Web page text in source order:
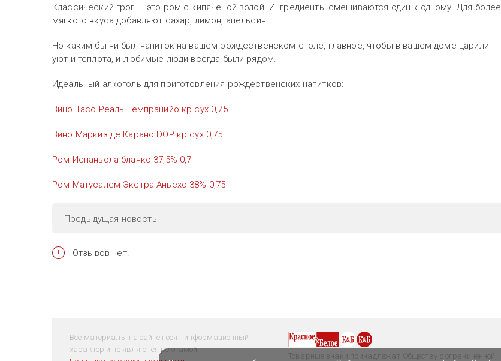
Классический грог — это ром с кипяченой водой. Ингредиенты смешиваются один к одному. Для более
мягкого вкуса добавляют сахар, лимон, апельсин.
Но каким бы ни был напиток на вашем рождественском столе, главное, чтобы в вашем доме царили
уют и теплота, и любимые люди всегда были рядом.
Идеальный алкоголь для приготовления рождественских напитков:
Вино Тасо Реаль Темпранийо кр.сух 0,75
Вино Маркиз де Карано DOP кр.сух 0,75
Ром Испаньола бланко 37,5% 0,7
Ром Матусалем Экстра Аньехо 38% 0,75
Предыдущая новость
Отзывов нет.
Все материалы на сайте носят информационный
характер и не являются рекламой.
Товарные знаки принадлежат Обществу с ограниченной